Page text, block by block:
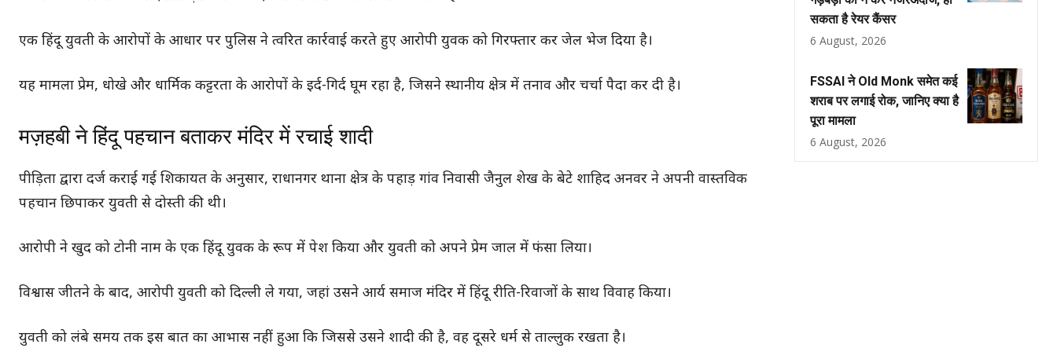
एक हिंदू युवती के आरोपों के आधार पर पुलिस ने त्वरित कार्रवाई करते हुए आरोपी युवक को गिरफ्तार कर जेल भेज दिया है।
यह मामला प्रेम, धोखे और धार्मिक कट्टरता के आरोपों के इर्द-गिर्द घूम रहा है, जिसने स्थानीय क्षेत्र में तनाव और चर्चा पैदा कर दी है।
मज़हबी ने हिंदू पहचान बताकर मंदिर में रचाई शादी
पीड़िता द्वारा दर्ज कराई गई शिकायत के अनुसार, राधानगर थाना क्षेत्र के पहाड़ गांव निवासी जैनुल शेख के बेटे शाहिद अनवर ने अपनी वास्तविक
पहचान छिपाकर युवती से दोस्ती की थी।
आरोपी ने खुद को टोनी नाम के एक हिंदू युवक के रूप में पेश किया और युवती को अपने प्रेम जाल में फंसा लिया।
विश्वास जीतने के बाद, आरोपी युवती को दिल्ली ले गया, जहां उसने आर्य समाज मंदिर में हिंदू रीति-रिवाजों के साथ विवाह किया।
युवती को लंबे समय तक इस बात का आभास नहीं हुआ कि जिससे उसने शादी की है, वह दूसरे धर्म से ताल्लुक रखता है।
सकता है रेयर कैंसर
6 August, 2026
FSSAI ने Old Monk समेत कई
शराब पर लगाई रोक, जानिए क्या है
पूरा मामला
6 August, 2026